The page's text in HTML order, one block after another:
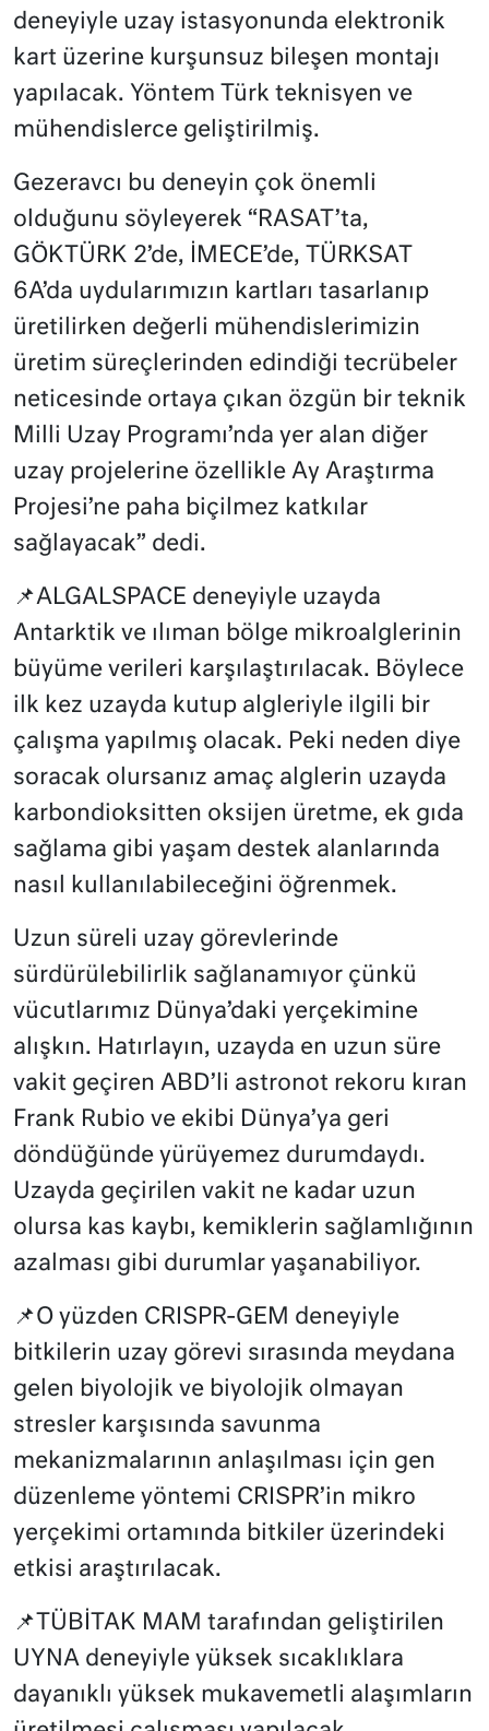
deneyiyle uzay istasyonunda elektronik
kart üzerine kurşunsuz bileşen montajı
yapılacak. Yöntem Türk teknisyen ve
mühendislerce geliştirilmiş.
Gezeravcı bu deneyin çok önemli
olduğunu söyleyerek “RASAT’ta,
GÖKTÜRK 2’de, İMECE’de, TÜRKSAT
6A’da uydularımızın kartları tasarlanıp
üretilirken değerli mühendislerimizin
üretim süreçlerinden edindiği tecrübeler
neticesinde ortaya çıkan özgün bir teknik
Milli Uzay Programı’nda yer alan diğer
uzay projelerine özellikle Ay Araştırma
Projesi’ne paha biçilmez katkılar
sağlayacak” dedi.
📌ALGALSPACE deneyiyle uzayda
Antarktik ve ılıman bölge mikroalglerinin
büyüme verileri karşılaştırılacak. Böylece
ilk kez uzayda kutup algleriyle ilgili bir
çalışma yapılmış olacak. Peki neden diye
soracak olursanız amaç alglerin uzayda
karbondioksitten oksijen üretme, ek gıda
sağlama gibi yaşam destek alanlarında
nasıl kullanılabileceğini öğrenmek.
Uzun süreli uzay görevlerinde
sürdürülebilirlik sağlanamıyor çünkü
vücutlarımız Dünya’daki yerçekimine
alışkın. Hatırlayın, uzayda en uzun süre
vakit geçiren ABD’li astronot rekoru kıran
Frank Rubio ve ekibi Dünya’ya geri
döndüğünde yürüyemez durumdaydı.
Uzayda geçirilen vakit ne kadar uzun
olursa kas kaybı, kemiklerin sağlamlığının
azalması gibi durumlar yaşanabiliyor.
📌O yüzden CRISPR-GEM deneyiyle
bitkilerin uzay görevi sırasında meydana
gelen biyolojik ve biyolojik olmayan
stresler karşısında savunma
mekanizmalarının anlaşılması için gen
düzenleme yöntemi CRISPR’in mikro
yerçekimi ortamında bitkiler üzerindeki
etkisi araştırılacak.
📌TÜBİTAK MAM tarafından geliştirilen
UYNA deneyiyle yüksek sıcaklıklara
dayanıklı yüksek mukavemetli alaşımların